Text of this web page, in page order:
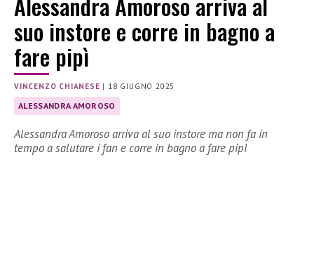
suo instore e corre in bagno a
fare pipì
VINCENZO CHIANESE | 18 GIUGNO 2025
ALESSANDRA AMOROSO
Alessandra Amoroso arriva al suo instore ma non fa in
tempo a salutare i fan e corre in bagno a fare pipì